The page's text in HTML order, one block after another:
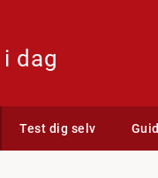
dag
Test dig selv